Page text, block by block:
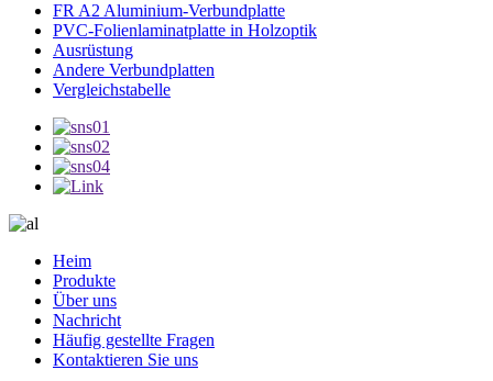
FR A2 Aluminium-Verbundplatte
PVC-Folienlaminatplatte in Holzoptik
Ausrüstung
Andere Verbundplatten
Vergleichstabelle
Heim
Produkte
Über uns
Nachricht
Häufig gestellte Fragen
Kontaktieren Sie uns